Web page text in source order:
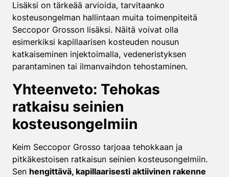
Lisäksi on tärkeää arvioida, tarvitaanko
kosteusongelman hallintaan muita toimenpiteitä
Seccopor Grosson lisäksi. Näitä voivat olla
esimerkiksi kapillaarisen kosteuden nousun
katkaiseminen injektoimalla, vedeneristyksen
parantaminen tai ilmanvaihdon tehostaminen.
Yhteenveto: Tehokas
ratkaisu seinien
kosteusongelmiin
Keim Seccopor Grosso tarjoaa tehokkaan ja
pitkäkestoisen ratkaisun seinien kosteusongelmiin.
Sen hengittävä, kapillaarisesti aktiivinen rakenne